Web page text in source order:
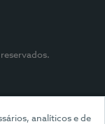
analíticos e de